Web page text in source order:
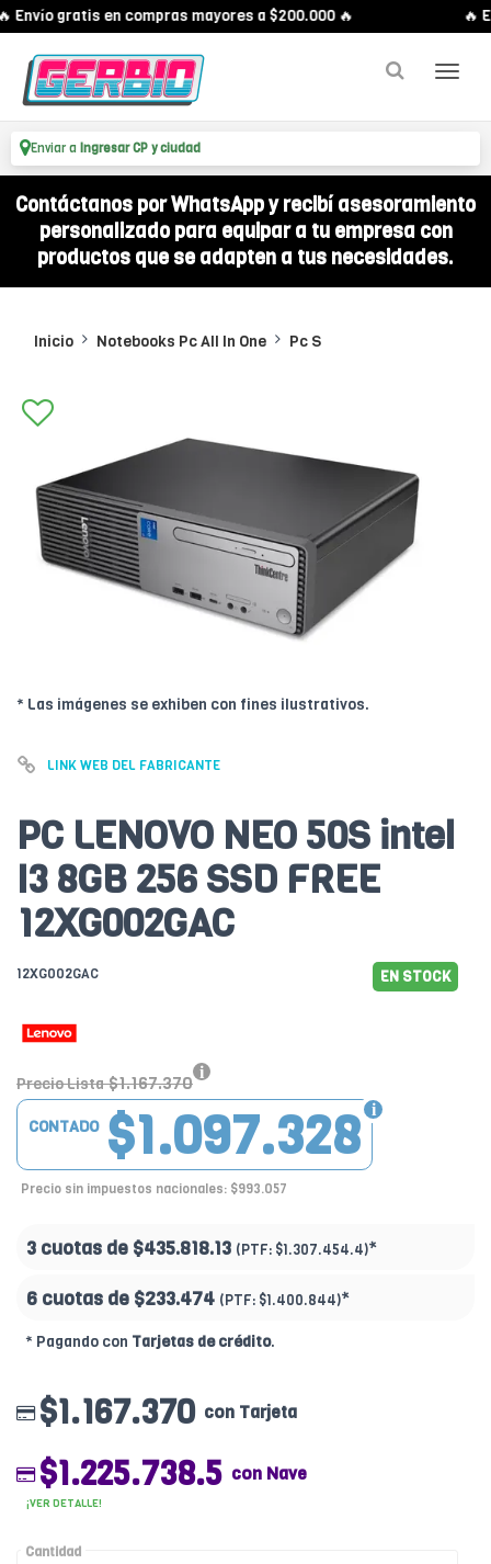
Envío gratis en compras mayores a $200.000 🔥 🔥
Enviar a Ingresar CP y ciudad
Contáctanos por WhatsApp y recibí asesoramiento
personalizado para equipar a tu empresa con
productos que se adapten a tus necesidades.
Inicio Notebooks Pc All In One Pc S
* Las imágenes se exhiben con fines ilustrativos.
LINK WEB DEL FABRICANTE
PC LENOVO NEO 50S intel
I3 8GB 256 SSD FREE
12XG002GAC
12XG002GAC EN STOCK
Precio Lista $1.167.370
$1.097.328
CONTADO
Precio sin impuestos nacionales: $993.057
3 cuotas de $435.818.13 (PTF: $1.307.454.4)*
6 cuotas de $233.474 (PTF: $1.400.844)*
* Pagando con Tarjetas de crédito.
$1.167.370 con Tarjeta
$1.225.738.5 con Nave
¡VER DETALLE!
Cantidad